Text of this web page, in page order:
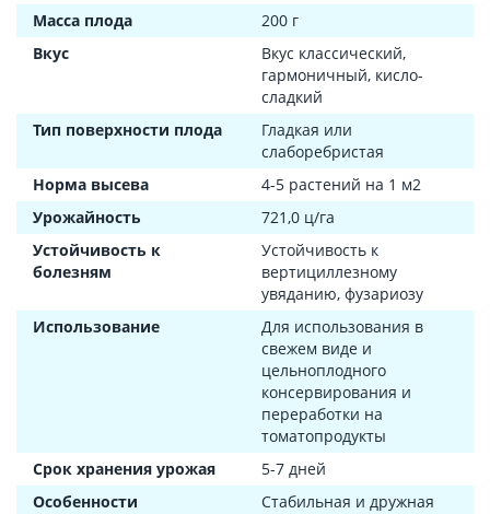
Масса плода
200 г
Вкус
Вкус классический,
гармоничный, кисло-
сладкий
Тип поверхности плода
Гладкая или
слаборебристая
Норма высева
4-5 растений на 1 м2
Урожайность
721,0 ц/га
Устойчивость к
болезням
Устойчивость к
вертициллезному
увяданию, фузариозу
Использование
Для использования в
свежем виде и
цельноплодного
консервирования и
переработки на
томатопродукты
Срок хранения урожая
5-7 дней
Особенности
Стабильная и дружная